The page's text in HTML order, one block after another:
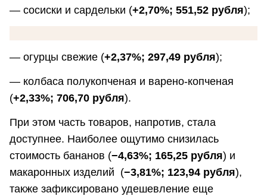
— сосиски и сардельки (+2,70%; 551,52 рубля);
— огурцы свежие (+2,37%; 297,49 рубля);
— колбаса полукопченая и варено-копченая
(+2,33%; 706,70 рубля).
При этом часть товаров, напротив, стала
доступнее. Наиболее ощутимо снизилась
стоимость бананов (−4,63%; 165,25 рубля) и
макаронных изделий (−3,81%; 123,94 рубля),
также зафиксировано удешевление еще